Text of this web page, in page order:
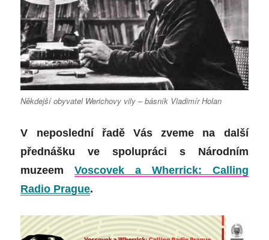
Někdejší obyvatel Werichovy vily – básník Vladimír Holan
V neposlední řadě Vás zveme na další
přednášku ve spolupráci s Národním
muzeem
Voscovek a Wherrick: Calling
Radio Prague.